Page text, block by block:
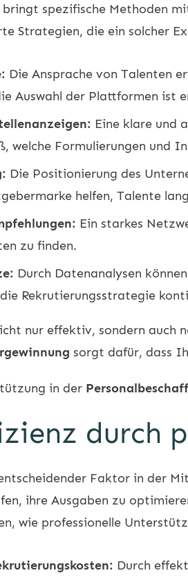
bringt spezifische Methoden
Strategien, die ein solcher
Die Ansprache von Talenten
Auswahl der Plattformen ist
Eine klare und
welche Formulierungen und
Die Positionierung des
helfen, Talente
Ein starkes
zu finden.
Durch Datenanalysen
Rekrutierungsstrategie
nur effektiv, sondern auch
sorgt dafür, dass
in der
durch
Faktor in der
ihre Ausgaben zu
wie professionelle
Durch